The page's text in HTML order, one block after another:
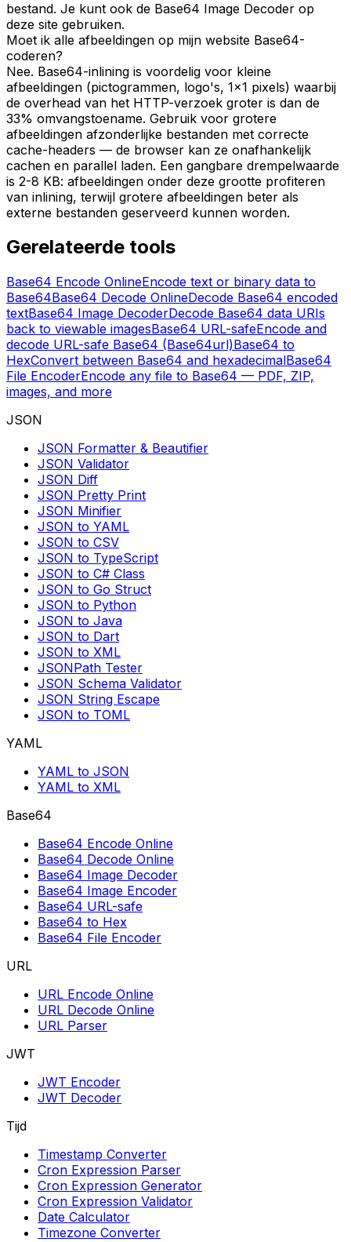
bestand. Je kunt ook de Base64 Image Decoder op
deze site gebruiken.
Moet ik alle afbeeldingen op mijn website Base64-
coderen?
Nee. Base64-inlining is voordelig voor kleine
afbeeldingen (pictogrammen, logo's, 1x1 pixels) waarbij
de overhead van het HTTP-verzoek groter is dan de
33% omvangstoename. Gebruik voor grotere
afbeeldingen afzonderlijke bestanden met correcte
cache-headers — de browser kan ze onafhankelijk
cachen en parallel laden. Een gangbare drempelwaarde
is 2-8 KB: afbeeldingen onder deze grootte profiteren
van inlining, terwijl grotere afbeeldingen beter als
externe bestanden geserveerd kunnen worden.
Gerelateerde tools
Base64 Encode OnlineEncode text or binary data to
Base64Base64 Decode OnlineDecode Base64 encoded
textBase64 Image DecoderDecode Base64 data URIs
back to viewable imagesBase64 URL-safeEncode and
decode URL-safe Base64 (Base64url)Base64 to
HexConvert between Base64 and hexadecimalBase64
File EncoderEncode any file to Base64 — PDF, ZIP,
images, and more
JSON
JSON Formatter & Beautifier
JSON Validator
JSON Diff
JSON Pretty Print
JSON Minifier
JSON to YAML
JSON to CSV
JSON to TypeScript
JSON to C# Class
JSON to Go Struct
JSON to Python
JSON to Java
JSON to Dart
JSON to XML
JSONPath Tester
JSON Schema Validator
JSON String Escape
JSON to TOML
YAML
YAML to JSON
YAML to XML
Base64
Base64 Encode Online
Base64 Decode Online
Base64 Image Decoder
Base64 Image Encoder
Base64 URL-safe
Base64 to Hex
Base64 File Encoder
URL
URL Encode Online
URL Decode Online
URL Parser
JWT
JWT Encoder
JWT Decoder
Tijd
Timestamp Converter
Cron Expression Parser
Cron Expression Generator
Cron Expression Validator
Date Calculator
Timezone Converter